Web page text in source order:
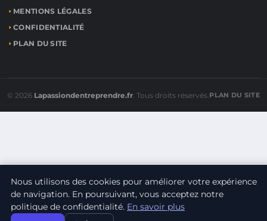
MENTIONS LÉGALES
CONFIDENTIALITÉ
PLAN DU SITE
© 2026 Lapassiondentreprendre.fr. Tous droits réservés.PLAN DU SITE
Nous utilisons des cookies pour améliorer votre expérience
de navigation. En poursuivant, vous acceptez notre
politique de confidentialité. En savoir plus